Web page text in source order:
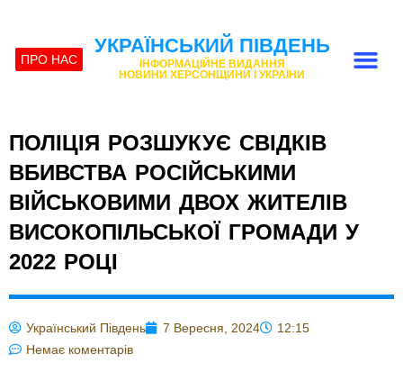
ПРО НАС
УКРАЇНСЬКИЙ ПІВДЕНЬ
ІНФОРМАЦІЙНЕ ВИДАННЯ
НОВИНИ ХЕРСОНЩИНИ І УКРАЇНИ
ПОЛІЦІЯ РОЗШУКУЄ СВІДКІВ
ВБИВСТВА РОСІЙСЬКИМИ
ВІЙСЬКОВИМИ ДВОХ ЖИТЕЛІВ
ВИСОКОПІЛЬСЬКОЇ ГРОМАДИ У
2022 РОЦІ
Український Південь 7 Вересня, 2024
12:15
Немає коментарів